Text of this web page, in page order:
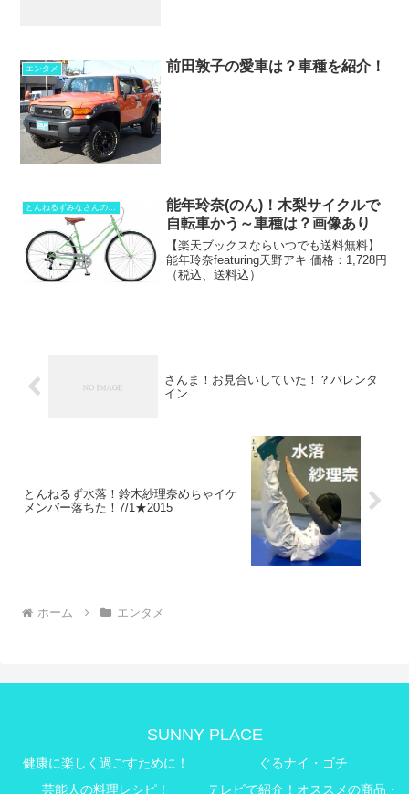
エンタメ 前田敦子の愛車は？車種を紹介！
とんねるずみなさんのおかげでした
能年玲奈(のん)！木梨サイクルで
自転車かう～車種は？画像あり
【楽天ブックスならいつでも送料無料】
能年玲奈featuring天野アキ 価格：1,728円
（税込、送料込）
さんま！お見合いしていた！？バレンタ
イン
とんねるず水落！鈴木紗理奈めちゃイケ
メンバー落ちた！7/1★2015
ホーム エンタメ
SUNNY PLACE
健康に楽しく過ごすために！
ぐるナイ・ゴチ
芸能人の料理レシピ！
テレビで紹介！オススメの商品・